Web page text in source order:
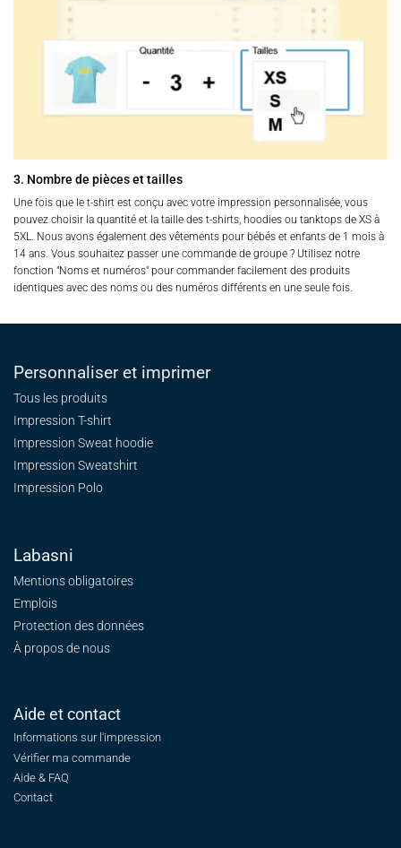
3. Nombre de pièces et tailles
Une fois que le t-shirt est conçu avec votre impression personnalisée, vous
pouvez choisir la quantité et la taille des t-shirts, hoodies ou tanktops de XS à
5XL. Nous avons également des vêtements pour bébés et enfants de 1 mois à
14 ans. Vous souhaitez passer une commande de groupe ? Utilisez notre
fonction "Noms et numéros" pour commander facilement des produits
identiques avec des noms ou des numéros différents en une seule fois.
Personnaliser et imprimer
Tous les produits
Impression T-shirt
Impression Sweat hoodie
Impression Sweatshirt
Impression Polo
Labasni
Mentions obligatoires
Emplois
Protection des données
À propos de nous
Aide et contact
Informations sur l'impression
Vérifier ma commande
Aide & FAQ
Contact